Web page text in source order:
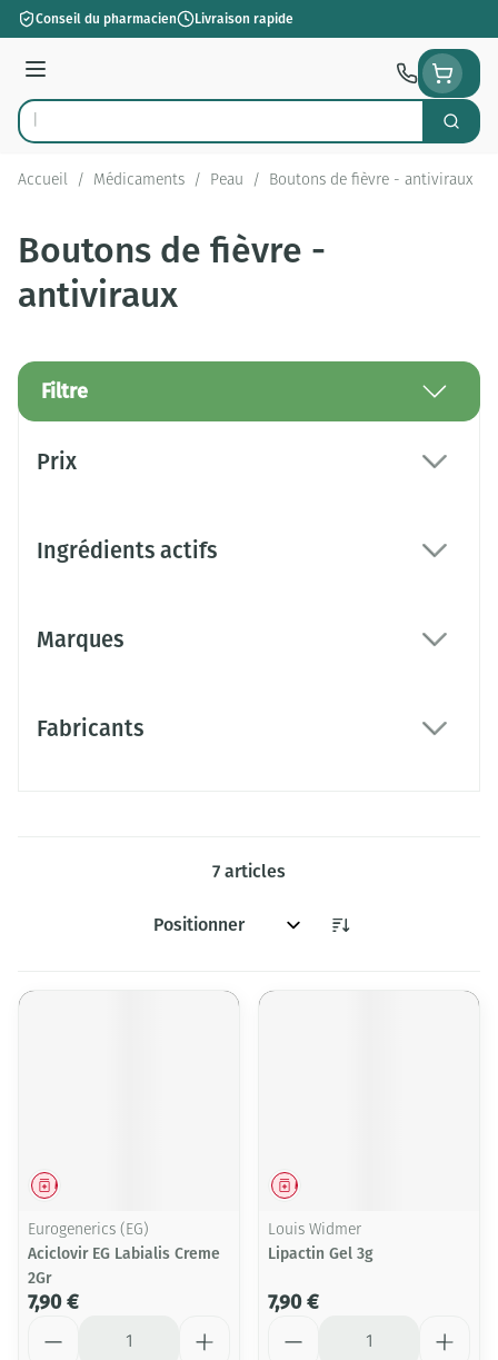
Aller au contenu
Conseil du pharmacien Livraison rapide
Menu
Rechercher
Accueil / Médicaments / Peau / Boutons de fièvre - antiviraux
Boutons de fièvre -
antiviraux
Filtre
Prix
Ingrédients actifs
Marques
Fabricants
7 articles
Trier par:
Médicament
Eurogenerics (EG)
Aciclovir EG Labialis Creme
2Gr
7,90 €
Médicament
Louis Widmer
Lipactin Gel 3g
7,90 €